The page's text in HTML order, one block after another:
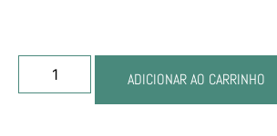
ADICIONAR AO CARRINHO